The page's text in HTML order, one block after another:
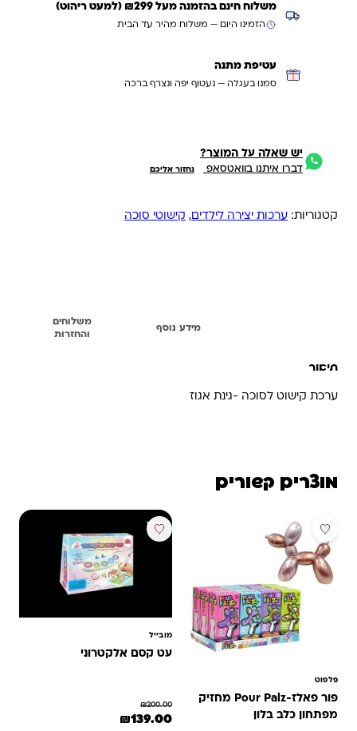
משלוח חינם בהזמנה מעל ₪299 (למעט ריהוט)
הזמינו היום — משלוח מהיר עד הבית
עטיפת מתנה
סמנו בעגלה — נעטוף יפה ונצרף ברכה
יש שאלה על המוצר?
דברו איתנו בוואטסאפ נחזור אליכם
קטגוריות: ערכות יצירה לילדים, קישוטי סוכה
מידע נוסף
משלוחים
והחזרות
תיאור
ערכת קישוט לסוכה -גינת אגוז
מוצרים קשורים
פלפוט
פור פאלז-Pour Palz מחזיק
מפתחון כלב בלון
מבצע
מובייל
עט קסם אלקטרוני
₪200.00
המחיר המקורי היה: ₪200.00.
₪139.00